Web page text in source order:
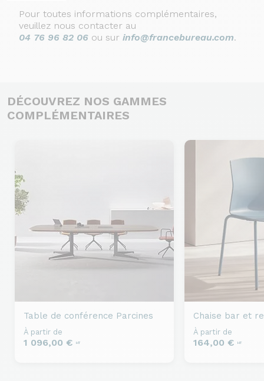
Pour toutes informations complémentaires,
veuillez nous contacter au
04 76 96 82 06 ou sur info@francebureau.com.
DÉCOUVREZ NOS GAMMES
COMPLÉMENTAIRES
Table de conférence Parcines
À partir de
1 096,00 € HT
Chaise bar et
À partir de
164,00 € HT